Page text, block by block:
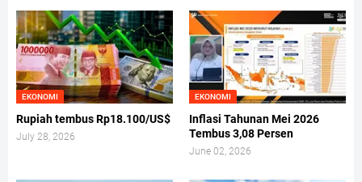
EKONOMI
Rupiah tembus Rp18.100/US$
July 28, 2026
EKONOMI
Inflasi Tahunan Mei 2026
Tembus 3,08 Persen
June 02, 2026